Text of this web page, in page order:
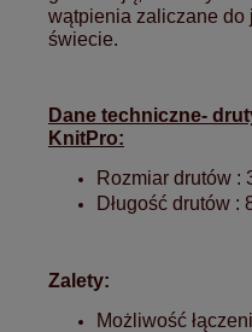
wątpienia zaliczane do
świecie.
Dane techniczne-
KnitPro:
Rozmiar drutów :
Długość drutów :
Zalety:
Możliwość